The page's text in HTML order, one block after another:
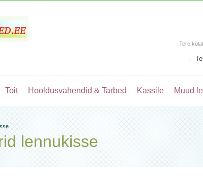
Tere
Toit Hooldusvahendid & Tarbed Kassile Muud
lennukisse